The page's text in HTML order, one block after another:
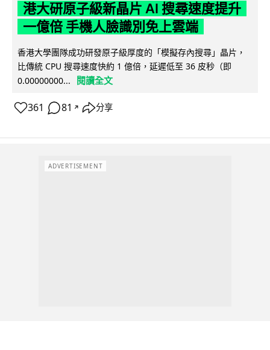
港大研原子級新晶片 AI 搜尋速度提升
一億倍 手機人臉識別免上雲端
香港大學團隊成功研發原子級厚度的「模擬存內搜尋」晶片，
比傳統 CPU 搜尋速度快約 1 億倍，延遲低至 36 皮秒（即
0.00000000...
閱讀全文
361 81 ↗ 分享
ADVERTISEMENT